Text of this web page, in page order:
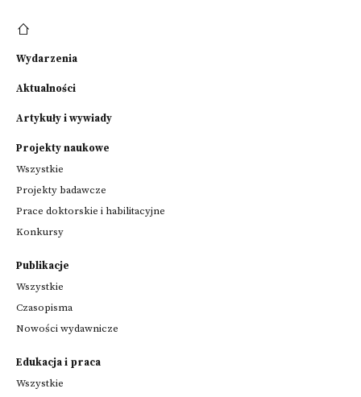
Wydarzenia
Aktualności
Artykuły i wywiady
Projekty naukowe
Wszystkie
Projekty badawcze
Prace doktorskie i habilitacyjne
Konkursy
Publikacje
Wszystkie
Czasopisma
Nowości wydawnicze
Edukacja i praca
Wszystkie